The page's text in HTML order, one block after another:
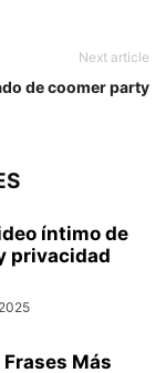
Next article
de coomer party
íntimo de
privacidad
Más